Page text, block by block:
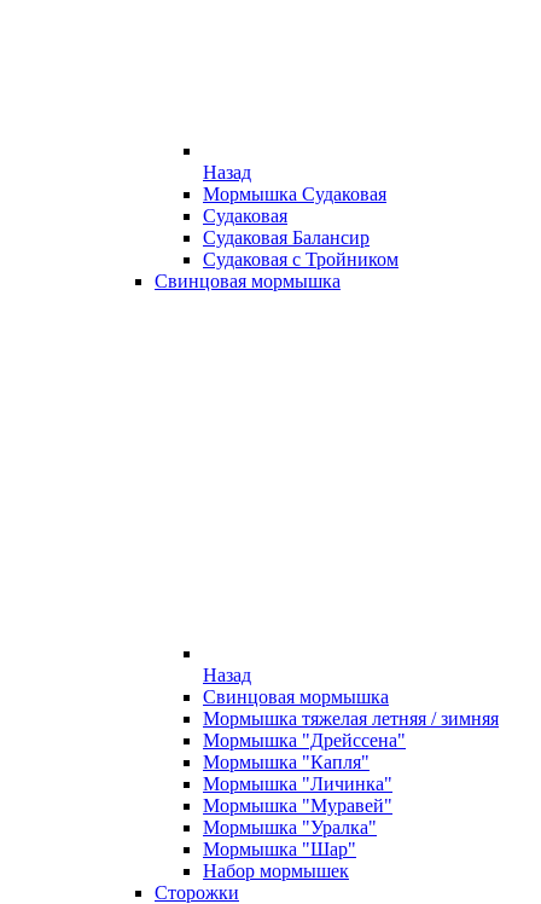
Назад
Мормышка Судаковая
Судаковая
Судаковая Балансир
Судаковая с Тройником
Свинцовая мормышка
Назад
Свинцовая мормышка
Мормышка тяжелая летняя / зимняя
Мормышка "Дрейссена"
Мормышка "Капля"
Мормышка "Личинка"
Мормышка "Муравей"
Мормышка "Уралка"
Мормышка "Шар"
Набор мормышек
Сторожки